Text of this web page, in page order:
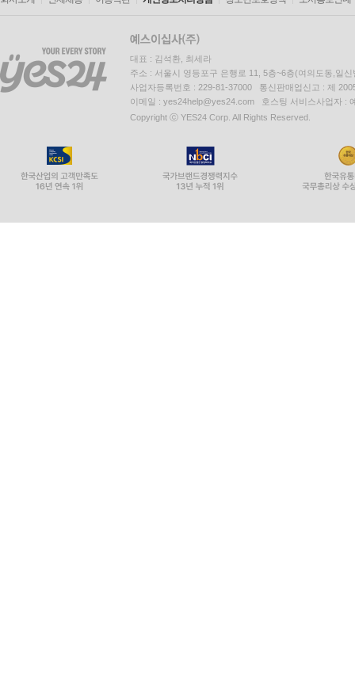
대표 : 김석환, 최세라
주소 : 서울시 영등포구 은행로 11, 5층~6층(여의도동,일신
사업자등록번호 : 229-81-37000 통신판매업신고 : 제
이메일 : yes24help@yes24.com 호스팅 서비스사업자 :
Copyright ⓒ YES24 Corp. All Rights Reserved.